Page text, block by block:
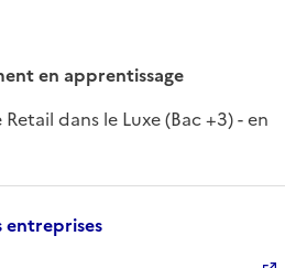
en apprentissage
dans le Luxe (Bac +3) - en
entreprises